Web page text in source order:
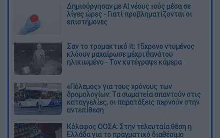
Δημιούργησαν με AI νέους ιούς μέσα σε
λίγες ώρες - Γιατί προβληματίζονται οι
επιστήμονες
Σαν το τρομακτικό It: 15χρονο ντυμένος
κλόουν μαχαίρωσε μέχρι θανάτου
ηλικιωμένο - Τον κατέγραψε κάμερα
«Πόλεμος» για τους χρόνους των
δρομολογίων: Τα σωματεία απαντούν στις
καταγγελίες, οι παρατάξεις περνούν στην
αντεπίθεση
Κόλαφος ΟΟΣΑ: Στην τελευταία θέση η
Ελλάδα για το πραγματικό διαθέσιμο